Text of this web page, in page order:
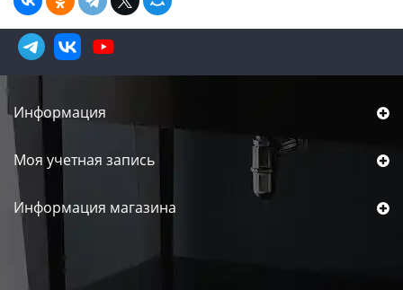
Информация
Моя учетная запись
Информация магазина